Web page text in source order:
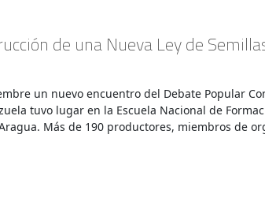
de una Nueva Ley de
un nuevo encuentro del Debate Popular
tuvo lugar en la Escuela Nacional de
Más de 190 productores, miembros de